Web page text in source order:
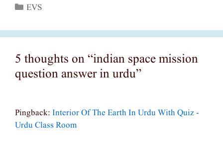
Categories
EVS
5 thoughts on “indian space mission
question answer in urdu”
Pingback: Interior Of The Earth In Urdu With Quiz -
Urdu Class Room